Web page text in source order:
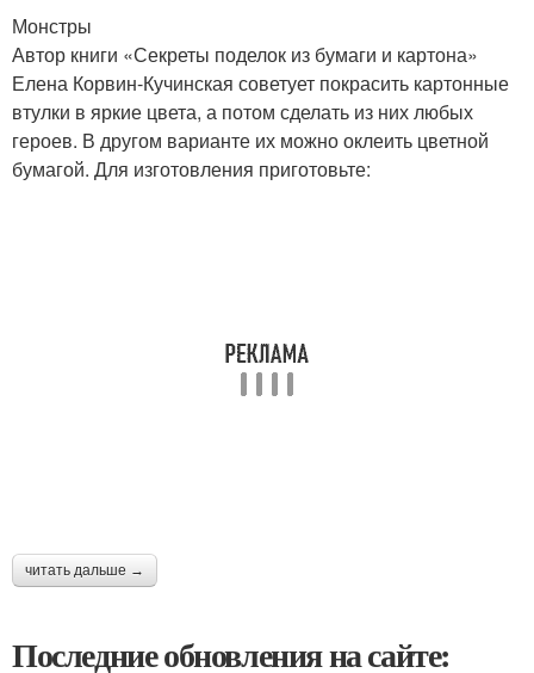
Монстры
Автор книги «Секреты поделок из бумаги и картона»
Елена Корвин-Кучинская советует покрасить картонные
втулки в яркие цвета, а потом сделать из них любых
героев. В другом варианте их можно оклеить цветной
бумагой. Для изготовления приготовьте:
читать дальше →
Последние обновления на сайте: